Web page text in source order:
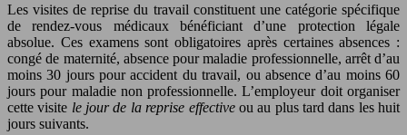
Les visites de reprise du travail constituent une catégorie spécifique
de rendez-vous médicaux bénéficiant d’une protection légale
absolue. Ces examens sont obligatoires après certaines absences :
congé de maternité, absence pour maladie professionnelle, arrêt d’au
moins 30 jours pour accident du travail, ou absence d’au moins 60
jours pour maladie non professionnelle. L’employeur doit organiser
cette visite le jour de la reprise effective ou au plus tard dans les huit
jours suivants.